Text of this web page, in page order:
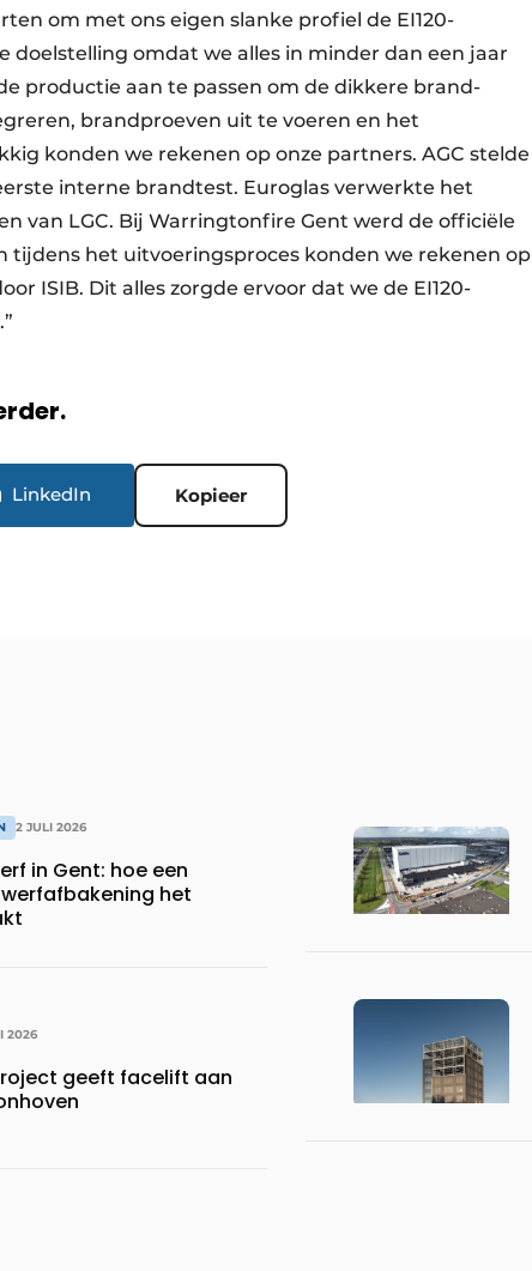
om met ons eigen slanke profiel de EI120-
doelstelling omdat we alles in minder dan een jaar
productie aan te passen om de dikkere brand-
brandproeven uit te voeren en het
konden we rekenen op onze partners. AGC stelde
interne brandtest. Euroglas verwerkte het
van LGC. Bij Warringtonfire Gent werd de officiële
tijdens het uitvoeringsproces konden we rekenen op
ISIB. Dit alles zorgde ervoor dat we de EI120-
LinkedIn Kopieer
2 JULI 2026
in Gent: hoe een
het
2026
geeft facelift aan